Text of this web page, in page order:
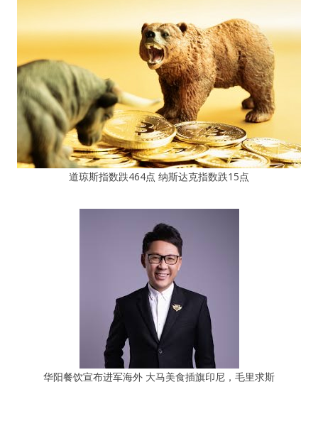
道琼斯指数跌464点 纳斯达克指数跌15点
华阳餐饮宣布进军海外 大马美食插旗印尼，毛里求斯